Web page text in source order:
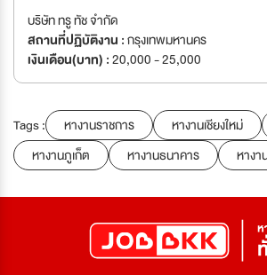
บริษัท ทรู ทัช จำกัด
สถานที่ปฏิบัติงาน :กรุงเทพมหานคร
เงินเดือน(บาท) :20,000 - 25,000
Tags : หางานราชการ หางานเชียงใหม่
หางานภูเก็ต
หางานธนาคาร หางา